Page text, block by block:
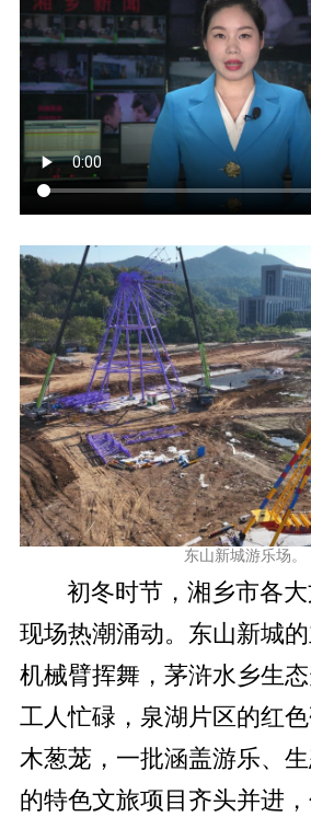
东山新城游乐场。
初冬时节，湘乡市各
现场热潮涌动。东山新城
机械臂挥舞，茅浒水乡生
工人忙碌，泉湖片区的红
木葱茏，一批涵盖游乐、
的特色文旅项目齐头并进